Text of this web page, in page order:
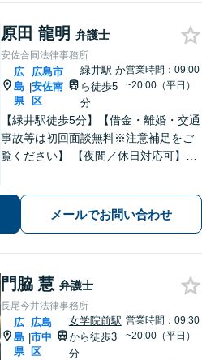
原田 龍明 弁護士
安佐合同法律事務所
広
島
県
|
広島市
安佐南
区
緑井駅 か
ら徒歩5
分
営業時間：09:00
~20:00（平日）
【緑井駅徒歩5分】【借金・離婚・交通
事故等は初回面談無料※注意補足をご
覧ください】 【夜間／休日対応可】丁
を第一に考えたパートナー弁護士に。
早めのご相談が有利な解決の鍵です。
メールでお問い合わせ
門脇 慧 弁護士
長尾今井法律事務所
広
島
県
|
広島
市中
区
女学院前駅
から徒歩3
分
営業時間：09:30
~20:00（平日）